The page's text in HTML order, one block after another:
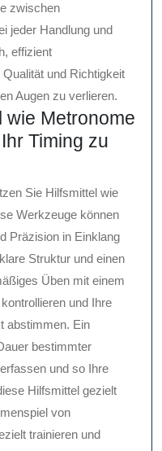
zwischen
jeder Handlung und
effizient
und Richtigkeit
Augen zu verlieren.
wie Metronome
Timing zu
Sie Hilfsmittel wie
Werkzeuge können
Präzision in Einklang
Struktur und einen
Üben mit einem
und Ihre
abstimmen. Ein
bestimmter
und so Ihre
Hilfsmittel gezielt
von
trainieren und